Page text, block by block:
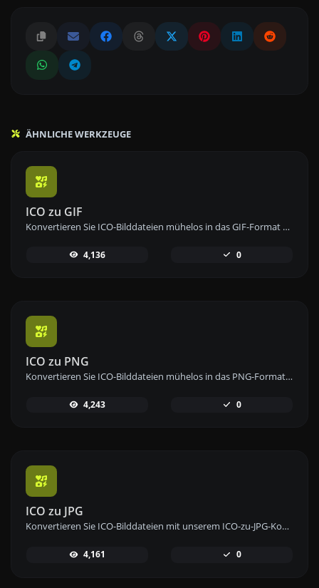
ÄHNLICHE WERKZEUGE
ICO zu GIF
Konvertieren Sie ICO-Bilddateien mühelos in das GIF-Format mit unserem ICO-zu-GIF-Konverter-Tool zur Erstellung von animierten Bildern.
4,136 0
ICO zu PNG
Konvertieren Sie ICO-Bilddateien mühelos in das PNG-Format mit unserem ICO-zu-PNG-Konverter-Tool für hochqualitative Bilder.
4,243 0
ICO zu JPG
Konvertieren Sie ICO-Bilddateien mit unserem ICO-zu-JPG-Konverter-Tool einfach in das JPG-Format für vielseitige Bildnutzung.
4,161 0